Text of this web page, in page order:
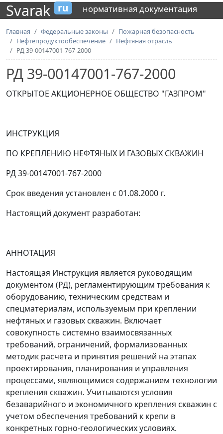
Svarak ru нормативная документация
Главная Федеральные законы
Пожарная безопасность
Нефтепродуктообеспечение
Нефтяная отрасль
РД 39-00147001-767-2000
РД 39-00147001-767-2000
ОТКРЫТОЕ АКЦИОНЕРНОЕ ОБЩЕСТВО "ГАЗПРОМ"
ИНСТРУКЦИЯ
ПО КРЕПЛЕНИЮ НЕФТЯНЫХ И ГАЗОВЫХ СКВАЖИН
РД 39-00147001-767-2000
Срок введения установлен с 01.08.2000 г.
Настоящий документ разработан:
АННОТАЦИЯ
Настоящая Инструкция является руководящим
документом (РД), регламентирующим требования к
оборудованию, техническим средствам и
спецматериалам, используемым при креплении
нефтяных и газовых скважин. Включает
совокупность системно взаимосвязанных
требований, ограничений, формализованных
методик расчета и принятия решений на этапах
проектирования, планирования и управления
процессами, являющимися содержанием технологии
крепления скважин. Учитываются условия
безаварийного и экономичного крепления скважин с
учетом обеспечения требований к крепи в
конкретных горно-геологических условиях.